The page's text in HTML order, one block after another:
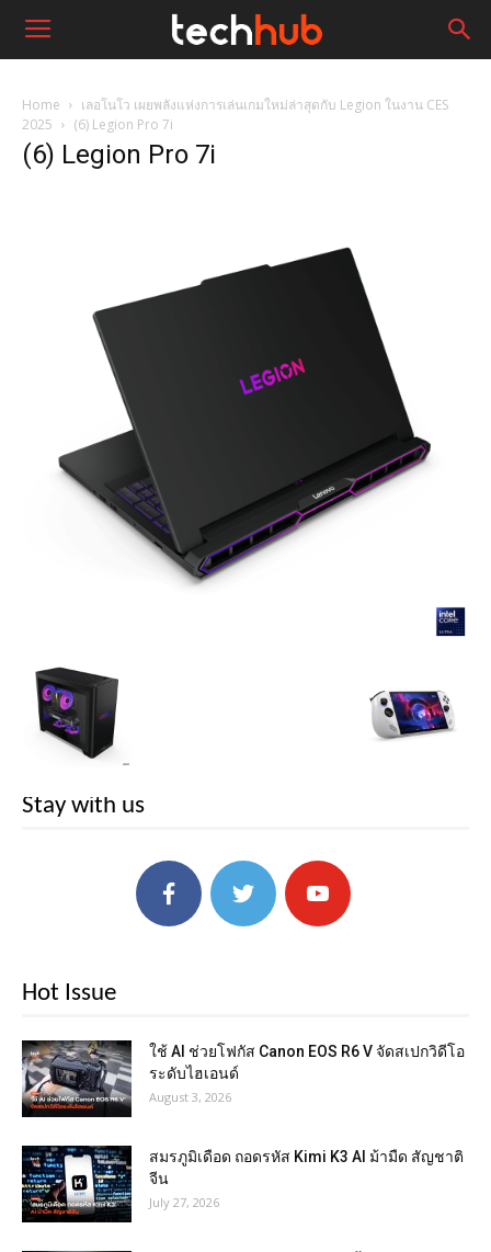
Home
เลอโนโว เผยพลังแห่งการเล่นเกมใหม่ล่าสุดกับ Legion ในงาน CES
2025
(6) Legion Pro 7i
(6) Legion Pro 7i
Stay with us
Hot Issue
ใช้ AI ช่วยโฟกัส Canon EOS R6 V จัดสเปกวิดีโอ
ระดับไฮเอนด์
August 3, 2026
สมรภูมิเดือด ถอดรหัส Kimi K3 AI ม้ามืด สัญชาติ
จีน
July 27, 2026